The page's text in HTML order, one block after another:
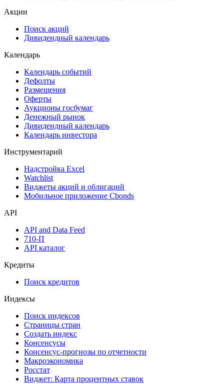
Акции
Поиск акций
Дивидендный календарь
Календарь
Календарь событий
Дефолты
Размещения
Оферты
Аукционы госбумаг
Денежный рынок
Дивидендный календарь
Календарь инвестора
Инструментарий
Надстройка Excel
Watchlist
Виджеты акций и облигаций
Мобильное приложение Cbonds
API
API and Data Feed
710-П
API каталог
Кредиты
Поиск кредитов
Индексы
Поиск индексов
Страницы стран
Создать индекс
Консенсусы
Консенсус-прогнозы по отчетности
Макроэкономика
Росстат
Виджет: Карта процентных ставок